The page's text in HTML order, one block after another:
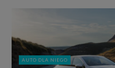
AUTO DLA NIEGO